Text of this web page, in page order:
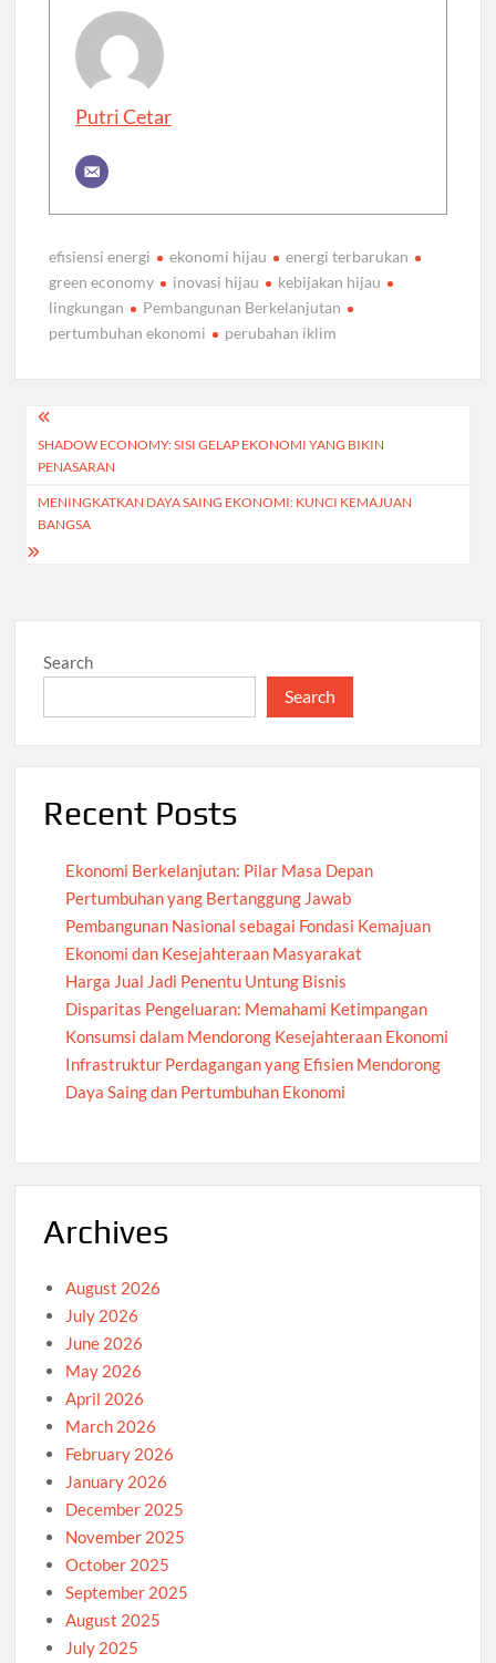
Putri Cetar
efisiensi energi ekonomi hijau
energi terbarukan
green economy
inovasi hijau
kebijakan hijau
lingkungan
Pembangunan Berkelanjutan
pertumbuhan ekonomi
perubahan iklim
Post
navigation
SHADOW ECONOMY: SISI GELAP EKONOMI YANG BIKIN
PENASARAN
MENINGKATKAN DAYA SAING EKONOMI: KUNCI KEMAJUAN
BANGSA
Search
Search
Recent Posts
Ekonomi Berkelanjutan: Pilar Masa Depan
Pertumbuhan yang Bertanggung Jawab
Pembangunan Nasional sebagai Fondasi Kemajuan
Ekonomi dan Kesejahteraan Masyarakat
Harga Jual Jadi Penentu Untung Bisnis
Disparitas Pengeluaran: Memahami Ketimpangan
Konsumsi dalam Mendorong Kesejahteraan Ekonomi
Infrastruktur Perdagangan yang Efisien Mendorong
Daya Saing dan Pertumbuhan Ekonomi
Archives
August 2026
July 2026
June 2026
May 2026
April 2026
March 2026
February 2026
January 2026
December 2025
November 2025
October 2025
September 2025
August 2025
July 2025